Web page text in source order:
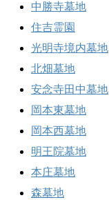
中勝寺墓地
住吉霊園
光明寺境内墓地
北畑墓地
安念寺田中墓地
岡本東墓地
岡本西墓地
明王院墓地
本庄墓地
森墓地